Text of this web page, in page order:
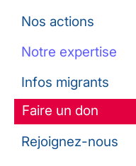
Nos actions
Notre expertise
Infos migrants
Faire un don
Rejoignez-nous